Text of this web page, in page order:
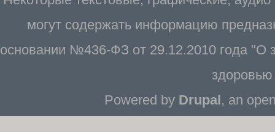
могут содержать информацию
основании №436-ФЗ от 29.12.2010 года "О
Powered by Drupal, an